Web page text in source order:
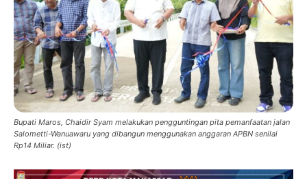
Bupati Maros, Chaidir Syam melakukan pengguntingan pita pemanfaatan jalan
Salometti-Wanuawaru yang dibangun menggunakan anggaran APBN senilai
Rp14 Miliar. (ist)